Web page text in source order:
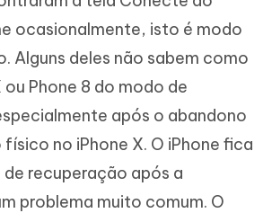
ocasionalmente, isto é modo
Alguns deles não sabem como
ou Phone 8 do modo de
após o abandono
no iPhone X. O iPhone fica
recuperação após a
problema muito comum. O